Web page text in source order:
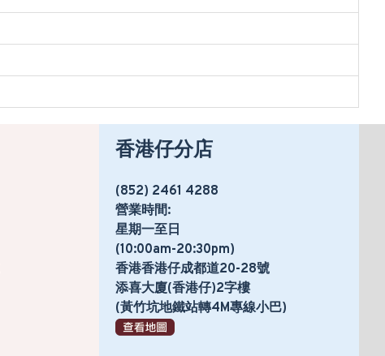
香港仔分店
(852) 2461 4288
營業時間:
星期一至日
(10:00am-20:30pm)
香港香港仔成都道20-28號
添喜大廈(香港仔)2字樓
(黃竹坑地鐵站轉4M專線小巴)